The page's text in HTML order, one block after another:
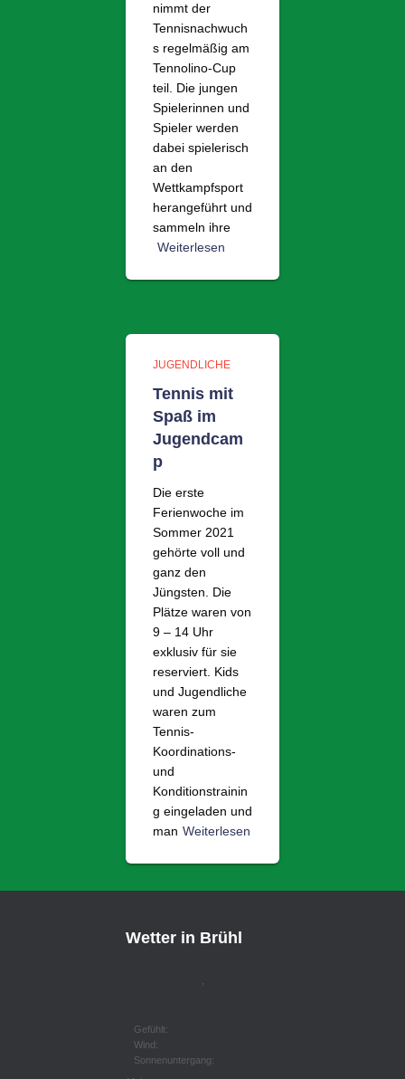
nimmt der
Tennisnachwuch
s regelmäßig am
Tennolino-Cup
teil. Die jungen
Spielerinnen und
Spieler werden
dabei spielerisch
an den
Wettkampfsport
herangeführt und
sammeln ihre
Weiterlesen
JUGENDLICHE
Tennis mit
Spaß im
Jugendcam
p
Die erste
Ferienwoche im
Sommer 2021
gehörte voll und
ganz den
Jüngsten. Die
Plätze waren von
9 – 14 Uhr
exklusiv für sie
reserviert. Kids
und Jugendliche
waren zum
Tennis-
Koordinations-
und
Konditionstrainin
g eingeladen und
man Weiterlesen
Wetter in Brühl
Gefühlt:
Wind:
Sonnenuntergang: